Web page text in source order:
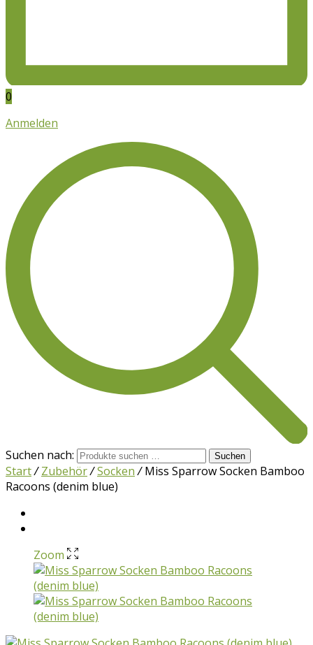
0
Anmelden
Suchen nach: Suchen
Start/ Zubehör/Socken /Miss Sparrow Socken Bamboo
Racoons (denim blue)
Zoom